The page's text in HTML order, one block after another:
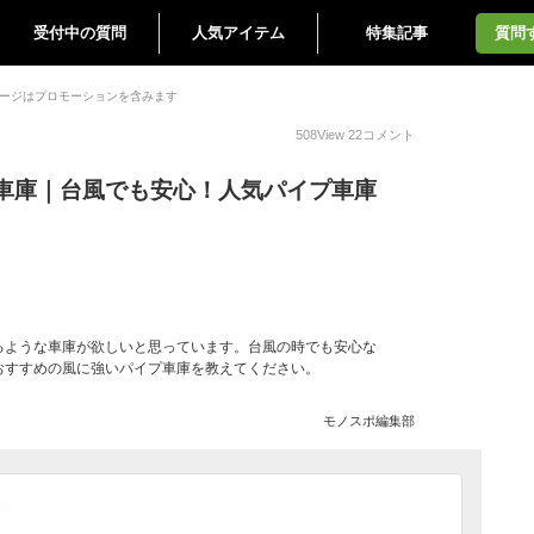
受付中の質問 人気アイテム 特集記事 質問
ジはプロモーションを含みます
508View 22コメント
庫｜台風でも安心！人気パイプ車庫
うな車庫が欲しいと思っています。台風の時でも安心な
すめの風に強いパイプ車庫を教えてください。
モノスポ編集部